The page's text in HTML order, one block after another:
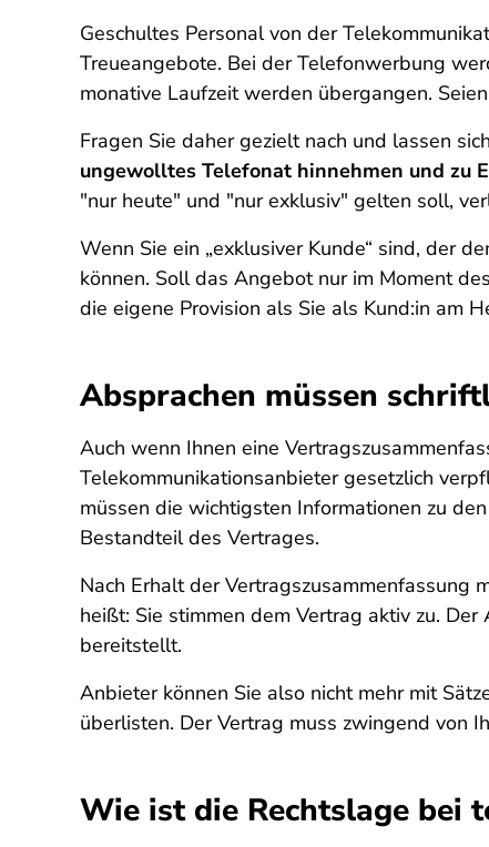
Geschultes Personal von der
Treueangebote. Bei der Telefonwerbung
monative Laufzeit werden übergangen.
Fragen Sie daher gezielt nach und lassen
ungewolltes Telefonat hinnehmen und zu
"nur heute" und "nur exklusiv" gelten soll,
Wenn Sie ein „exklusiver Kunde“ sind, der
können. Soll das Angebot nur im Moment
die eigene Provision als Sie als Kund:in am
Absprachen müssen
Auch wenn Ihnen eine
Telekommunikationsanbieter gesetzlich
müssen die wichtigsten Informationen zu
Bestandteil des Vertrages.
Nach Erhalt der Vertragszusammenfassung
heißt: Sie stimmen dem Vertrag aktiv zu.
bereitstellt.
Anbieter können Sie also nicht mehr mit
überlisten. Der Vertrag muss zwingend von
Wie ist die Rechtslage bei